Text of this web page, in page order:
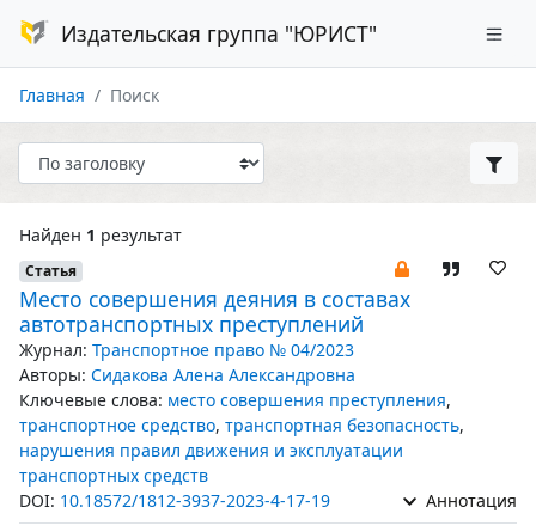
Издательская группа "ЮРИСТ"
Главная Поиск
Найден 1 результат
Статья
Место совершения деяния в составах
автотранспортных преступлений
Журнал: Транспортное право № 04/2023
Авторы: Сидакова Алена Александровна
Ключевые слова: место совершения преступления,
транспортное средство, транспортная безопасность,
нарушения правил движения и эксплуатации
транспортных средств
DOI: 10.18572/1812-3937-2023-4-17-19 Аннотация